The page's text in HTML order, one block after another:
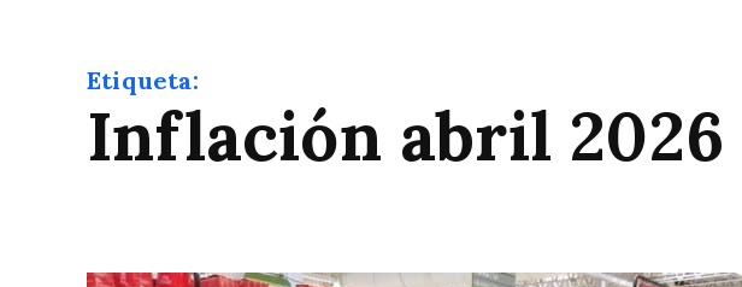
Etiqueta:
Inflación abril 2026